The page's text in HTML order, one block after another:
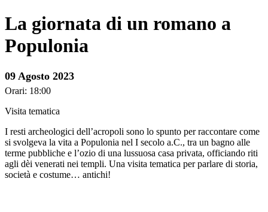
La giornata di un romano a
Populonia
09 Agosto 2023
Orari: 18:00
Visita tematica
I resti archeologici dell’acropoli sono lo spunto per raccontare come
si svolgeva la vita a Populonia nel I secolo a.C., tra un bagno alle
terme pubbliche e l’ozio di una lussuosa casa privata, officiando riti
agli dèi venerati nei templi. Una visita tematica per parlare di storia,
società e costume… antichi!